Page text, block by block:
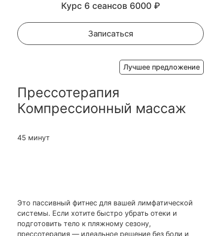
Курс 6 сеансов 6000 ₽
Записаться
Лучшее предложение
Прессотерапия
Компрессионный массаж
45 минут
Это пассивный фитнес для вашей лимфатической
системы. Если хотите быстро убрать отеки и
подготовить тело к пляжному сезону,
прессотерапия — идеальное решение без боли и